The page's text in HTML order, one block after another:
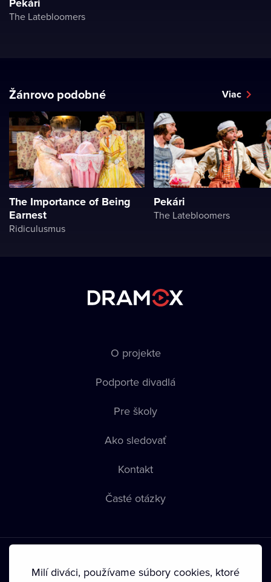
The Latebloomers
Žánrovo podobné Viac
The Importance of Being
Earnest
Ridiculusmus
Pekári
The Latebloomers
O projekte
Podporte divadlá
Pre školy
Ako sledovať
Kontakt
Časté otázky
Milí diváci, používame súbory cookies, ktoré